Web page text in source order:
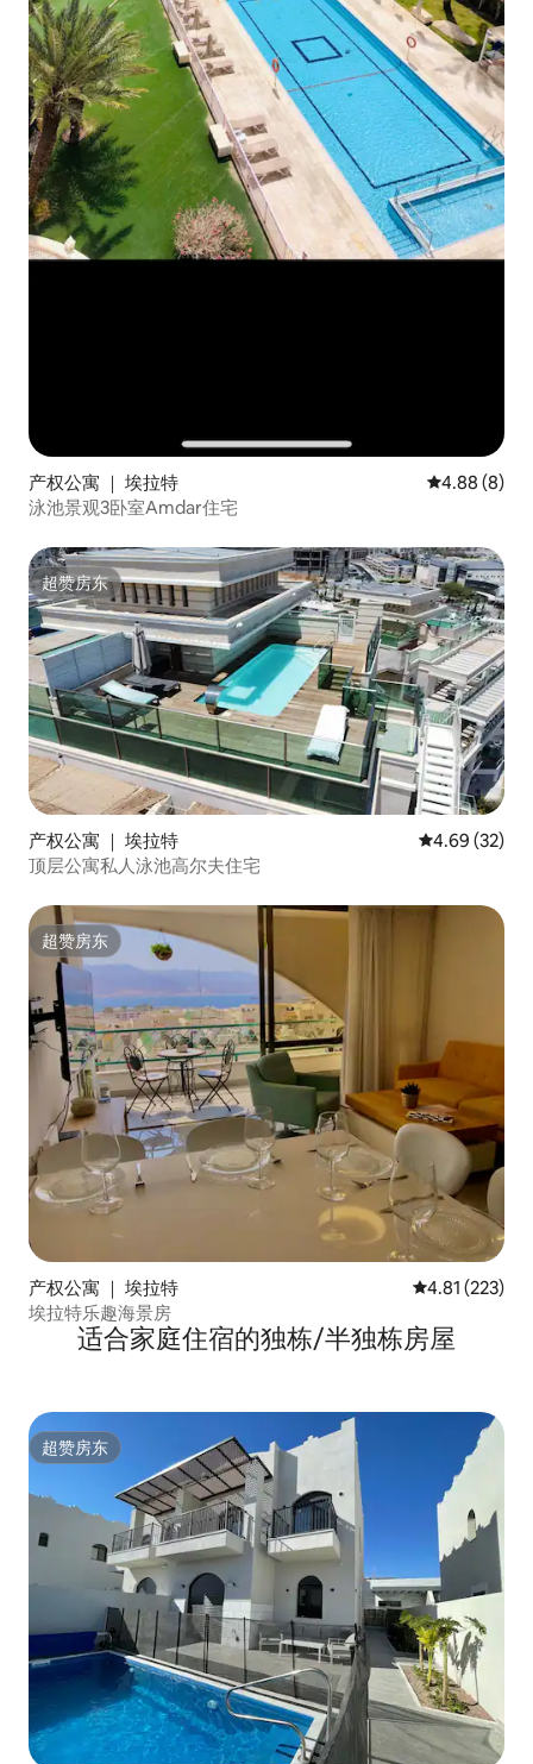
产权公寓 ｜ 埃拉特 平均评分
4.88 (8)
泳池景观3卧室Amdar住宅
超赞房东
超赞房东
产权公寓 ｜ 埃拉特 平均评分
4.69 (32)
顶层公寓私人泳池高尔夫住宅
超赞房东
超赞房东
产权公寓 ｜ 埃拉特 平均评分 4.81
4.81 (223)
埃拉特乐趣海景房
适合家庭住宿的独栋/半独栋房屋
超赞房东
超赞房东